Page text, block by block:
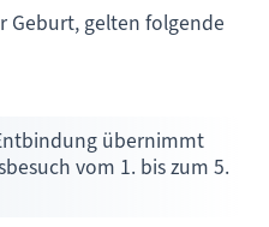
Geburt, gelten folgende
übernimmt
vom 1. bis zum 5.